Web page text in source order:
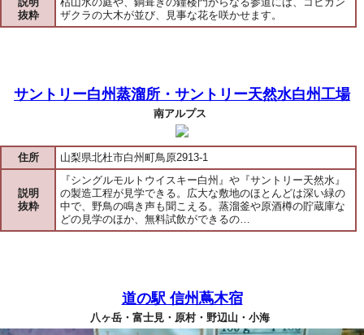
抜粋
ザクラの大木が並び、見事な花を咲かせます。
サントリー白州蒸溜所・サントリー天然水白州工場
南アルプス
住所 山梨県北杜市白州町鳥原2913-1
説明
抜粋
『シングルモルトウイスキー白州』や『サントリー天然水』
の製造工程が見学できる。広大な敷地のほとんどは深い緑の
中で、野鳥の鳴き声も聞こえる。蒸溜釜や原酒樽の貯蔵庫な
どの見学のほか、無料試飲ができるの…
道の駅 信州蔦木宿
八ヶ岳・富士見・原村・野辺山・小海